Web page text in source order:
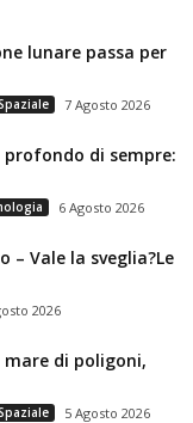
lunare passa per
7 Agosto 2026
profondo di sempre:
6 Agosto 2026
– Vale la sveglia?Le
2026
mare di poligoni,
5 Agosto 2026